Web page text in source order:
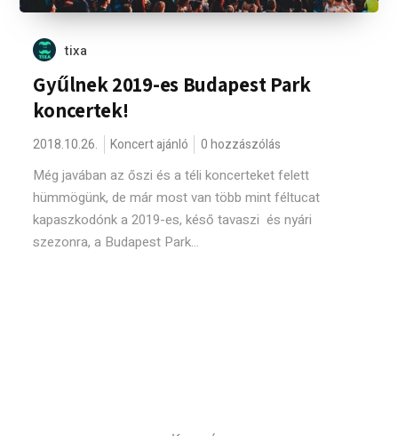
tixa
Gyűlnek 2019-es Budapest Park
koncertek!
2018.10.26. Koncert ajánló 0 hozzászólás
Még javában az őszi és a téli koncerteket felett
hümmögünk, de már most van több mint féltucat
kapaszkodónk a 2019-es, késő tavaszi és nyári
szezonra, a Budapest Park...